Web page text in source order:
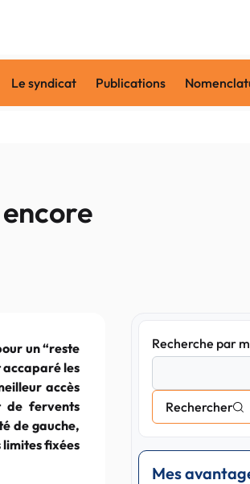
Le syndicat Publications
un “reste
accaparé les
accès
de fervents
de gauche,
fixées
Recherche par
Rechercher
Mes